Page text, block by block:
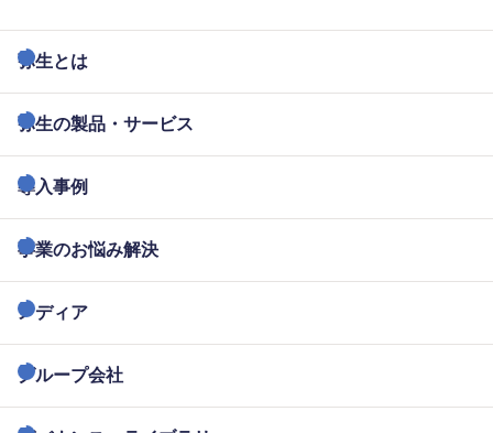
弥生とは
弥生の製品・サービス
導入事例
事業のお悩み解決
メディア
グループ会社